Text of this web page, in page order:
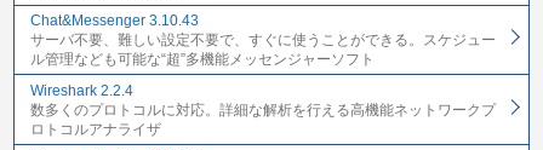
Chat&Messenger 3.10.43
サーバ不要、難しい設定不要で、すぐに使うことができる。スケジュー
ル管理なども可能な“超”多機能メッセンジャーソフト
Wireshark 2.2.4
数多くのプロトコルに対応。詳細な解析を行える高機能ネットワークプ
ロトコルアナライザ